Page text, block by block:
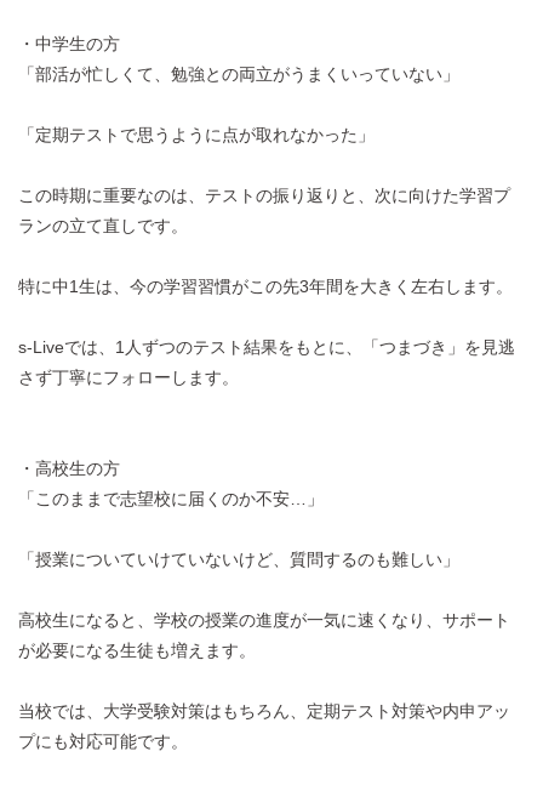
・中学生の方
「部活が忙しくて、勉強との両立がうまくいっていない」
「定期テストで思うように点が取れなかった」
この時期に重要なのは、テストの振り返りと、次に向けた学習プ
ランの立て直しです。
特に中1生は、今の学習習慣がこの先3年間を大きく左右します。
s-Liveでは、1人ずつのテスト結果をもとに、「つまづき」を見逃
さず丁寧にフォローします。
・高校生の方
「このままで志望校に届くのか不安…」
「授業についていけていないけど、質問するのも難しい」
高校生になると、学校の授業の進度が一気に速くなり、サポート
が必要になる生徒も増えます。
当校では、大学受験対策はもちろん、定期テスト対策や内申アッ
プにも対応可能です。